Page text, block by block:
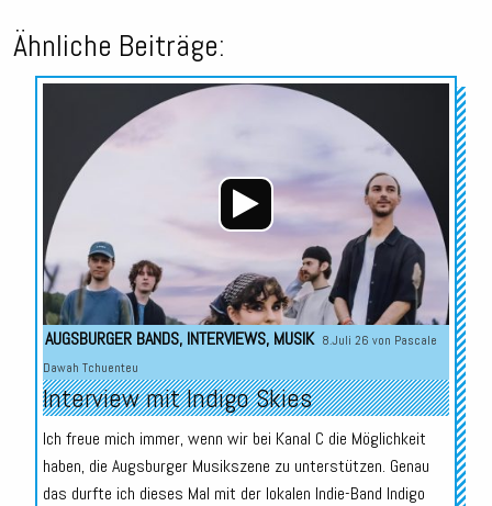
Ähnliche Beiträge:
Audio-
Player
AUGSBURGER BANDS, INTERVIEWS, MUSIK 8.Juli 26 von Pascale
Dawah Tchuenteu
Interview mit Indigo Skies
Ich freue mich immer, wenn wir bei Kanal C die Möglichkeit
haben, die Augsburger Musikszene zu unterstützen. Genau
das durfte ich dieses Mal mit der lokalen Indie-Band Indigo